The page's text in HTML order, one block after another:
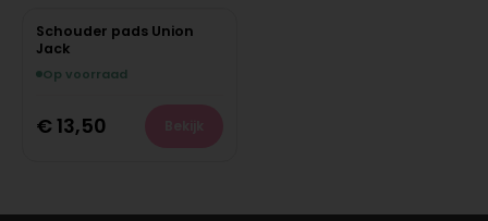
Schouder pads Union
Jack
Op voorraad
€ 13,50